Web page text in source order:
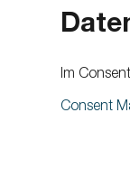
Im
Consent